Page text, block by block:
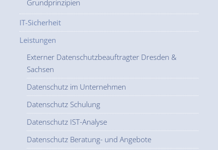
Grundprinzipien
IT-Sicherheit
Leistungen
Externer Datenschutzbeauftragter Dresden &
Sachsen
Datenschutz im Unternehmen
Datenschutz Schulung
Datenschutz IST-Analyse
Datenschutz Beratung- und Angebote